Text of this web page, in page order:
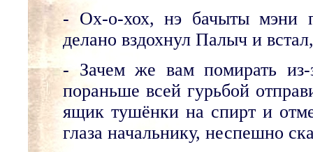
- Ох-о-хох, нэ бачыты мэни
делано вздохнул Палыч и
- Зачем же вам помирать
пораньше всей гурьбой
ящик тушёнки на спирт и
глаза начальнику, неспешно